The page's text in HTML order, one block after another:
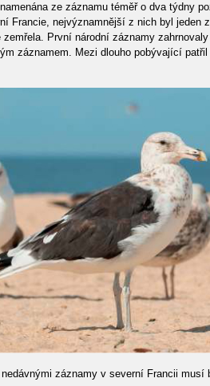
ze záznamu téměř o dva týdny
Francie, nejvýznamnější z nich byl
První národní záznamy
záznamem. Mezi dlouho pobývající
záznamy v severní Francii